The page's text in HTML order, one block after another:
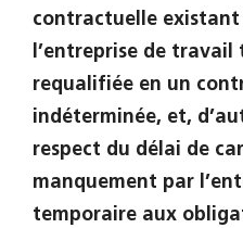
contractuelle
l’entreprise de
requalifiée en un
indéterminée, et,
respect du délai de
manquement par
temporaire aux